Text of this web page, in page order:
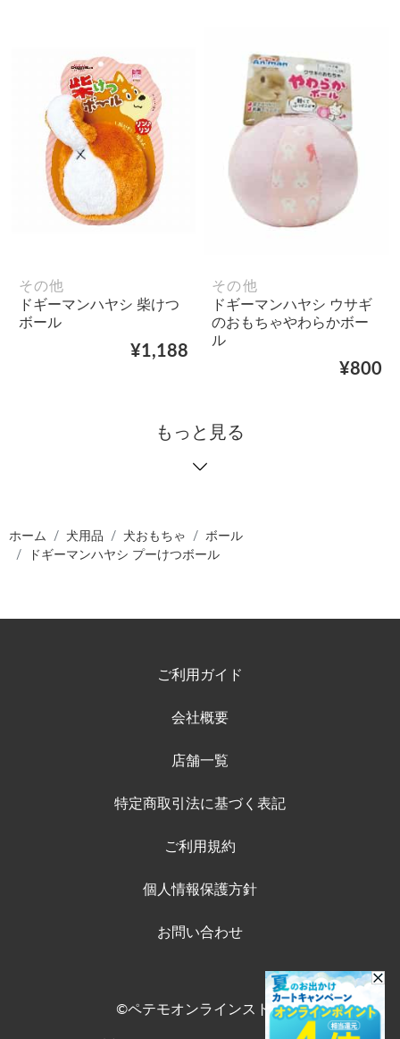
その他
ドギーマンハヤシ 柴けつ
ボール
¥1,188
その他
ドギーマンハヤシ ウサギ
のおもちゃやわらかボー
ル
¥800
もっと見る
ホーム 犬用品 犬おもちゃ
ボール
ドギーマンハヤシ プーけつボール
ご利用ガイド
会社概要
店舗一覧
特定商取引法に基づく表記
ご利用規約
個人情報保護方針
お問い合わせ
©ペテモオンラインストア